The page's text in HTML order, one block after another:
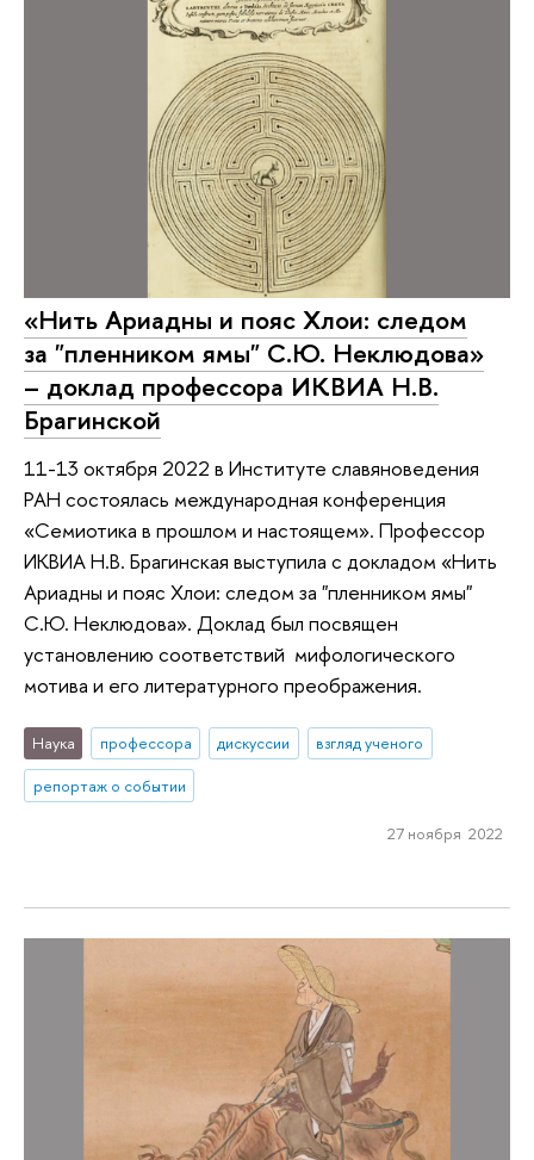
«Нить Ариадны и пояс Хлои: следом
за "пленником ямы" С.Ю. Неклюдова»
– доклад профессора ИКВИА Н.В.
Брагинской
11-13 октября 2022 в Институте славяноведения
РАН состоялась международная конференция
«Семиотика в прошлом и настоящем». Профессор
ИКВИА Н.В. Брагинская выступила с докладом «Нить
Ариадны и пояс Хлои: следом за "пленником ямы"
С.Ю. Неклюдова». Доклад был посвящен
установлению соответствий мифологического
мотива и его литературного преображения.
Наука профессора дискуссии
взгляд ученого
репортаж о событии
27 ноября 2022